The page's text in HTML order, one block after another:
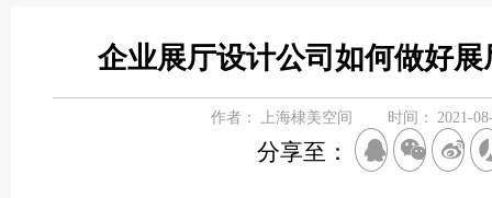
企业展厅设计公司如何做好
作者： 上海棣美空间 时间： 2021-
分享至：